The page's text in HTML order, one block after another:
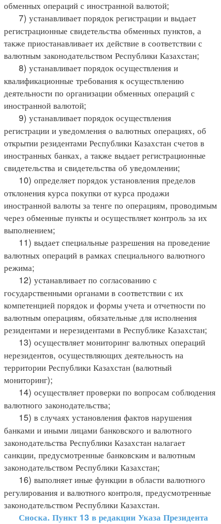
обменных операций с иностранной валютой;
7) устанавливает порядок регистрации и выдает
регистрационные свидетельства обменных пунктов, а
также приостанавливает их действие в соответствии с
валютным законодательством Республики Казахстан;
8) устанавливает порядок осуществления и
квалификационные требования к осуществлению
деятельности по организации обменных операций с
иностранной валютой;
9) устанавливает порядок осуществления
регистрации и уведомления о валютных операциях, об
открытии резидентами Республики Казахстан счетов в
иностранных банках, а также выдает регистрационные
свидетельства и свидетельства об уведомлении;
10) определяет порядок установления пределов
отклонения курса покупки от курса продажи
иностранной валюты за тенге по операциям, проводимым
через обменные пункты и осуществляет контроль за их
выполнением;
11) выдает специальные разрешения на проведение
валютных операций в рамках специального валютного
режима;
12) устанавливает по согласованию с
государственными органами в соответствии с их
компетенцией порядок и формы учета и отчетности по
валютным операциям, обязательные для исполнения
резидентами и нерезидентами в Республике Казахстан;
13) осуществляет мониторинг валютных операций
нерезидентов, осуществляющих деятельность на
территории Республики Казахстан (валютный
мониторинг);
14) осуществляет проверки по вопросам соблюдения
валютного законодательства;
15) в случаях установления фактов нарушения
банками и иными лицами банковского и валютного
законодательства Республики Казахстан налагает
санкции, предусмотренные банковским и валютным
законодательством Республики Казахстан;
16) выполняет иные функции в области валютного
регулирования и валютного контроля, предусмотренные
законодательством Республики Казахстан.
Сноска. Пункт 13 в редакции Указа Президента